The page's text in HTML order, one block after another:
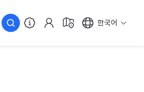
한국어